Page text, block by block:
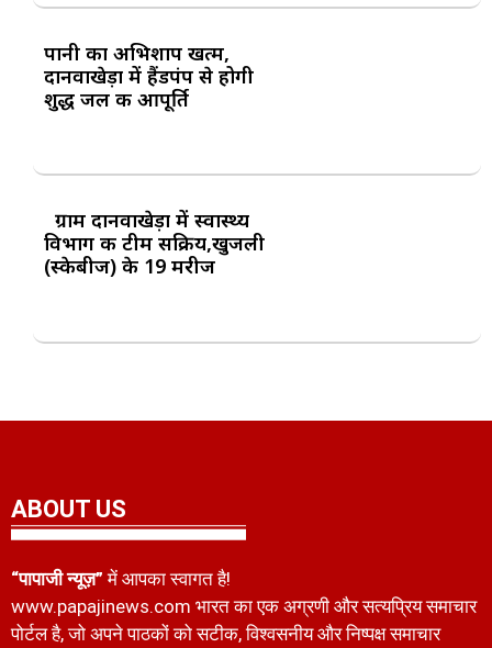
पानी का अभिशाप खत्म,
दानवाखेड़ा में हैंडपंप से होगी
शुद्ध जल की आपूर्ति
ग्राम दानवाखेड़ा में स्वास्थ्य
विभाग की टीम सक्रिय,खुजली
(स्केबीज) के 19 मरीज
ABOUT US
“पापाजी न्यूज़” में आपका स्वागत है!
www.papajinews.com भारत का एक अग्रणी और सत्यप्रिय समाचार
पोर्टल है, जो अपने पाठकों को सटीक, विश्वसनीय और निष्पक्ष समाचार